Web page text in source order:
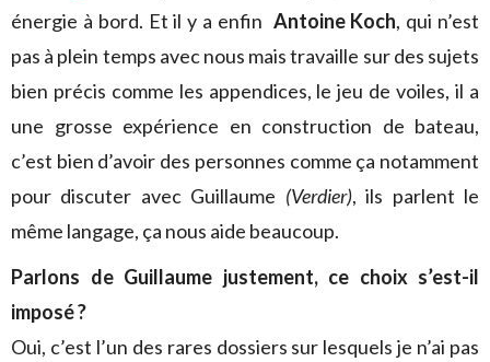
énergie à bord. Et il y a enfin Antoine Koch, qui n’est
pas à plein temps avec nous mais travaille sur des sujets
bien précis comme les appendices, le jeu de voiles, il a
une grosse expérience en construction de bateau,
c’est bien d’avoir des personnes comme ça notamment
pour discuter avec Guillaume (Verdier), ils parlent le
même langage, ça nous aide beaucoup.
Parlons de Guillaume justement, ce choix s’est-il
imposé ?
Oui, c’est l’un des rares dossiers sur lesquels je n’ai pas